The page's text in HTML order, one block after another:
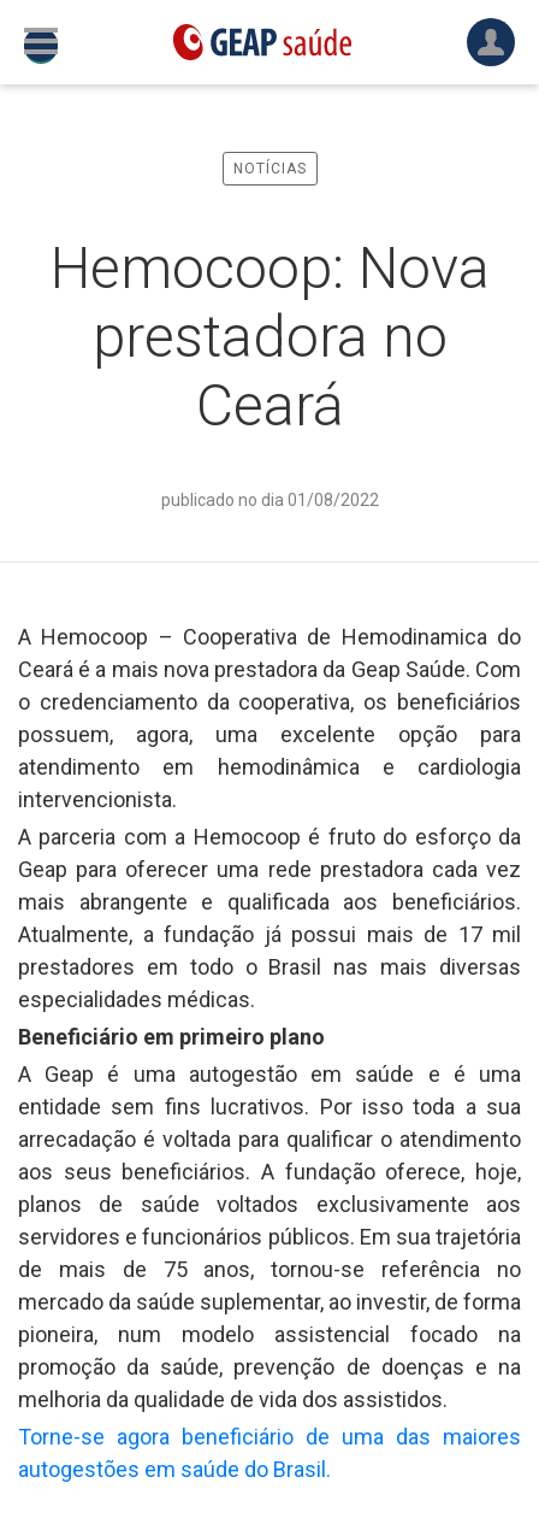
NOTÍCIAS
Hemocoop: Nova
prestadora no
Ceará
publicado no dia 01/08/2022
A Hemocoop – Cooperativa de Hemodinamica do
Ceará é a mais nova prestadora da Geap Saúde. Com
o credenciamento da cooperativa, os beneficiários
possuem, agora, uma excelente opção para
atendimento em hemodinâmica e cardiologia
intervencionista.
A parceria com a Hemocoop é fruto do esforço da
Geap para oferecer uma rede prestadora cada vez
mais abrangente e qualificada aos beneficiários.
Atualmente, a fundação já possui mais de 17 mil
prestadores em todo o Brasil nas mais diversas
especialidades médicas.
Beneficiário em primeiro plano
A Geap é uma autogestão em saúde e é uma
entidade sem fins lucrativos. Por isso toda a sua
arrecadação é voltada para qualificar o atendimento
aos seus beneficiários. A fundação oferece, hoje,
planos de saúde voltados exclusivamente aos
servidores e funcionários públicos. Em sua trajetória
de mais de 75 anos, tornou-se referência no
mercado da saúde suplementar, ao investir, de forma
pioneira, num modelo assistencial focado na
promoção da saúde, prevenção de doenças e na
melhoria da qualidade de vida dos assistidos.
Torne-se agora beneficiário de uma das maiores
autogestões em saúde do Brasil.